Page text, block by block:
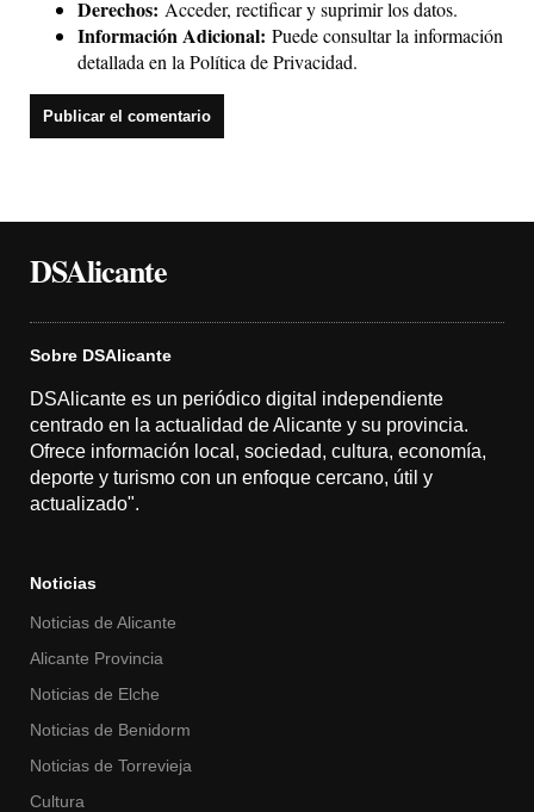
Derechos: Acceder, rectificar y suprimir los datos.
Información Adicional: Puede consultar la información
detallada en la Política de Privacidad.
DSAlicante
Sobre DSAlicante
DSAlicante es un periódico digital independiente
centrado en la actualidad de Alicante y su provincia.
Ofrece información local, sociedad, cultura, economía,
deporte y turismo con un enfoque cercano, útil y
actualizado".
Noticias
Noticias de Alicante
Alicante Provincia
Noticias de Elche
Noticias de Benidorm
Noticias de Torrevieja
Cultura